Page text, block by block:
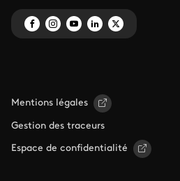
Mentions légales
Gestion des traceurs
Espace de confidentialité